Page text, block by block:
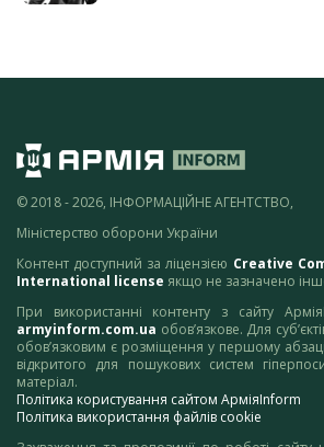
© 2018 - 2026, ІНФОРМАЦІЙНЕ АГЕНТСТВО,
Міністерство оборони України
Контент доступний за ліцензією Creative
International license якщо не зазначено
При використанні контенту з сайту
armyinform.com.ua обов’язкове. Для
обов’язковим є розміщення у першому
відкритого для пошукових систем
матеріал.
Політика користування сайтом АрміяInform
Політика використання файлів cookie